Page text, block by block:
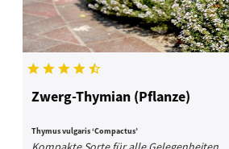
Zwerg-Thymian (Pflanze)
Thymus vulgaris ‘Compactus’